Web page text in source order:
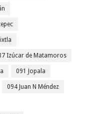
Izúcar de Matamoros
091 Jopala
094 Juan N Méndez